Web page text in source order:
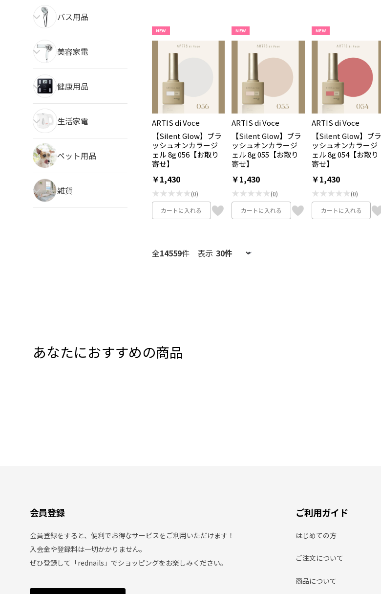
バス用品
美容家電
健康用品
生活家電
ペット用品
雑貨
NEW
ARTIS di Voce
【Silent Glow】ブラ
ッシュオンカラージ
ェル 8g 056【お取り
寄せ】
￥1,430
★★★★★(0)
カートに入れる
NEW
ARTIS di Voce
【Silent Glow】ブラ
ッシュオンカラージ
ェル 8g 055【お取り
寄せ】
￥1,430
★★★★★(0)
カートに入れる
NEW
ARTIS di Voce
【Silent Glow】ブラ
ッシュオンカラージ
ェル 8g 054【お取り
寄せ】
￥1,430
★★★★★(0)
カートに入れる
全14559件表示
あなたにおすすめの商品
会員登録
会員登録をすると、便利でお得なサービスをご利用いただけます！
入会金や登録料は一切かかりません。
ぜひ登録して「rednails」でショッピングをお楽しみください。
ご利用ガイド
はじめての方
ご注文について
商品について